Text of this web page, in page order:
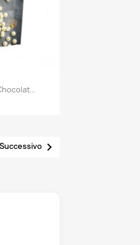
Successivo